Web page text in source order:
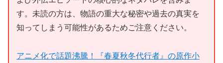
す。未読の方は、物語の重大な秘密や過去の真実を
知ってしまう可能性があるためご注意ください。
アニメ化で話題沸騰！『春夏秋冬代行者』の原作小